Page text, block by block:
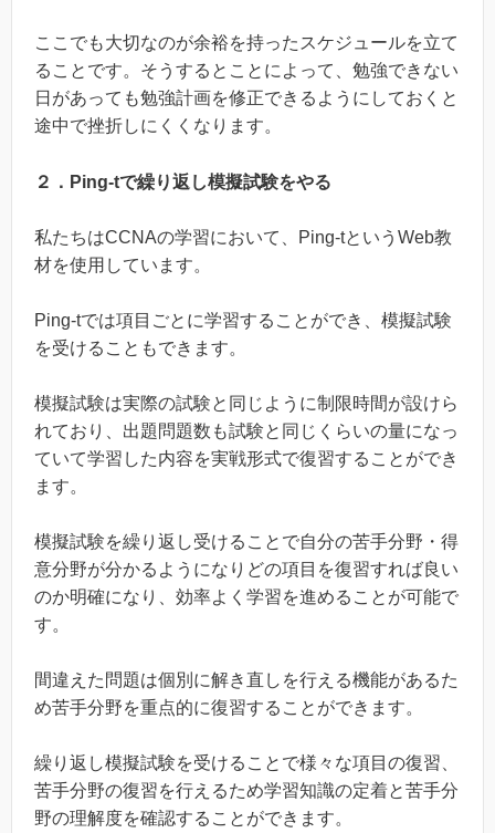
ここでも大切なのが余裕を持ったスケジュールを立て
ることです。そうするとことによって、勉強できない
日があっても勉強計画を修正できるようにしておくと
途中で挫折しにくくなります。
２．Ping-tで繰り返し模擬試験をやる
私たちはCCNAの学習において、Ping-tというWeb教
材を使用しています。
Ping-tでは項目ごとに学習することができ、模擬試験
を受けることもできます。
模擬試験は実際の試験と同じように制限時間が設けら
れており、出題問題数も試験と同じくらいの量になっ
ていて学習した内容を実戦形式で復習することができ
ます。
模擬試験を繰り返し受けることで自分の苦手分野・得
意分野が分かるようになりどの項目を復習すれば良い
のか明確になり、効率よく学習を進めることが可能で
す。
間違えた問題は個別に解き直しを行える機能があるた
め苦手分野を重点的に復習することができます。
繰り返し模擬試験を受けることで様々な項目の復習、
苦手分野の復習を行えるため学習知識の定着と苦手分
野の理解度を確認することができます。